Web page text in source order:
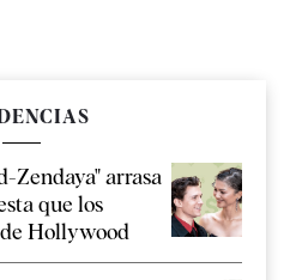
Zendaya" arrasa
que los
Hollywood